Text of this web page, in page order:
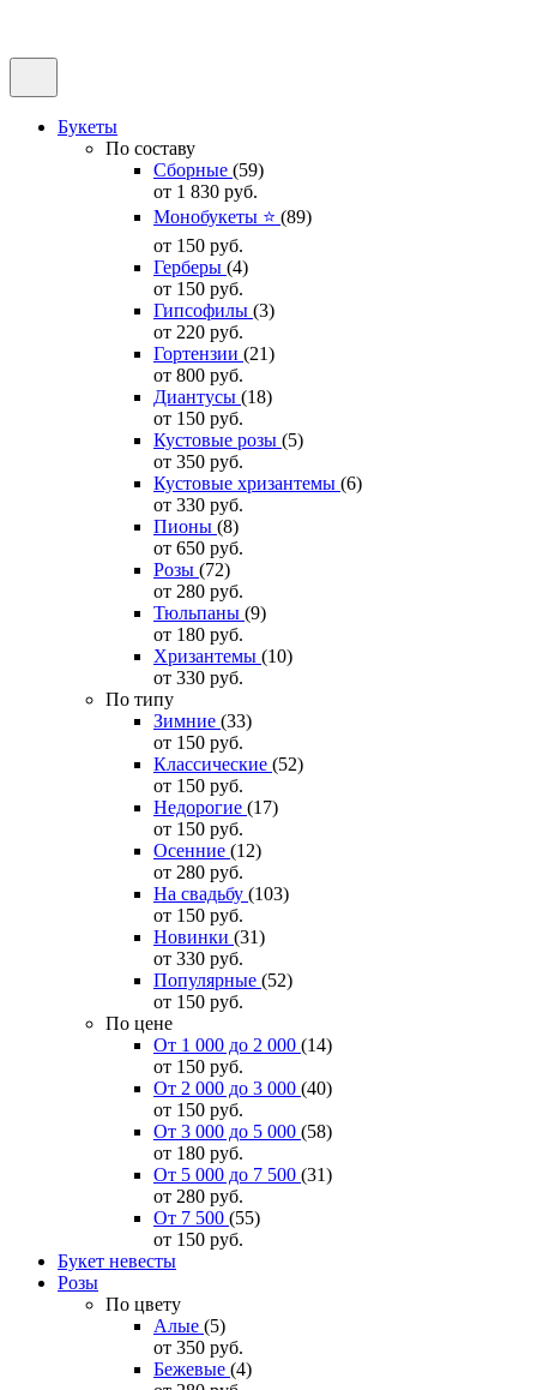
Букеты
По составу
Сборные (59)
от 1 830 руб.
Монобукеты ⭐ (89)
от 150 руб.
Герберы (4)
от 150 руб.
Гипсофилы (3)
от 220 руб.
Гортензии (21)
от 800 руб.
Диантусы (18)
от 150 руб.
Кустовые розы (5)
от 350 руб.
Кустовые хризантемы (6)
от 330 руб.
Пионы (8)
от 650 руб.
Розы (72)
от 280 руб.
Тюльпаны (9)
от 180 руб.
Хризантемы (10)
от 330 руб.
По типу
Зимние (33)
от 150 руб.
Классические (52)
от 150 руб.
Недорогие (17)
от 150 руб.
Осенние (12)
от 280 руб.
На свадьбу (103)
от 150 руб.
Новинки (31)
от 330 руб.
Популярные (52)
от 150 руб.
По цене
От 1 000 до 2 000 (14)
от 150 руб.
От 2 000 до 3 000 (40)
от 150 руб.
От 3 000 до 5 000 (58)
от 180 руб.
От 5 000 до 7 500 (31)
от 280 руб.
От 7 500 (55)
от 150 руб.
Букет невесты
Розы
По цвету
Алые (5)
от 350 руб.
Бежевые (4)